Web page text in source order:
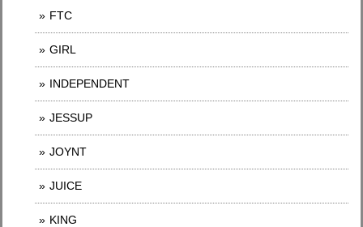
FTC
GIRL
INDEPENDENT
JESSUP
JOYNT
JUICE
KING